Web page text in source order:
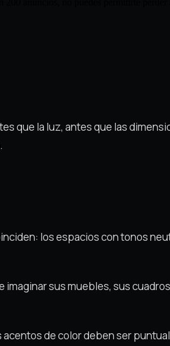
que la luz, antes que las
los espacios con tonos
sus muebles, sus
de color deben ser